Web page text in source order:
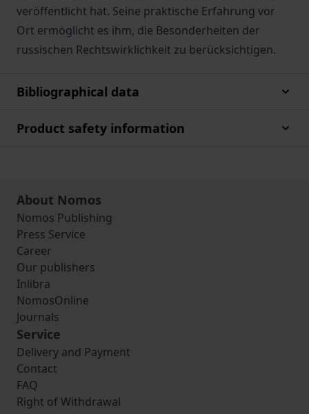
veröffentlicht hat. Seine praktische Erfahrung vor
Ort ermöglicht es ihm, die Besonderheiten der
russischen Rechtswirklichkeit zu berücksichtigen.
Bibliographical data
Product safety information
About Nomos
Nomos Publishing
Press Service
Career
Our publishers
Inlibra
NomosOnline
Journals
Service
Delivery and Payment
Contact
FAQ
Right of Withdrawal